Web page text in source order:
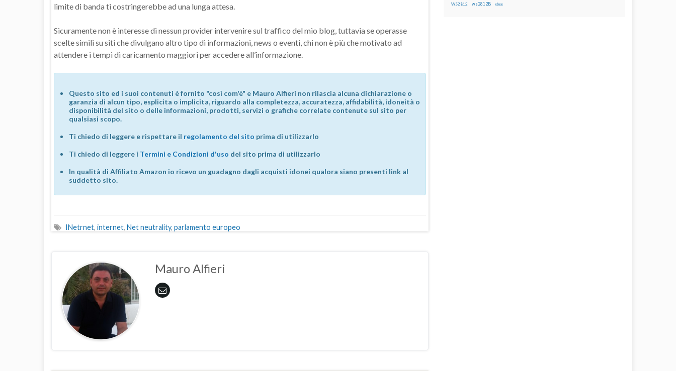
limite di banda ti costringerebbe ad una lunga attesa.
Sicuramente non è interesse di nessun provider intervenire sul traffico del mio blog, tuttavia se operasse
scelte simili su siti che divulgano altro tipo di informazioni, news o eventi, chi non è più che motivato ad
attendere i tempi di caricamento maggiori per accedere all’informazione.
Questo sito ed i suoi contenuti è fornito "così com'è" e Mauro Alfieri non rilascia alcuna dichiarazione o
garanzia di alcun tipo, esplicita o implicita, riguardo alla completezza, accuratezza, affidabilità, idoneità o
disponibilità del sito o delle informazioni, prodotti, servizi o grafiche correlate contenute sul sito per
qualsiasi scopo.
Ti chiedo di leggere e rispettare il regolamento del sito prima di utilizzarlo
Ti chiedo di leggere i Termini e Condizioni d'uso del sito prima di utilizzarlo
In qualità di Affiliato Amazon io ricevo un guadagno dagli acquisti idonei qualora siano presenti link al
suddetto sito.
INetrnet, internet, Net neutrality, parlamento europeo
Mauro Alfieri
WS2812 ws2812B xbee